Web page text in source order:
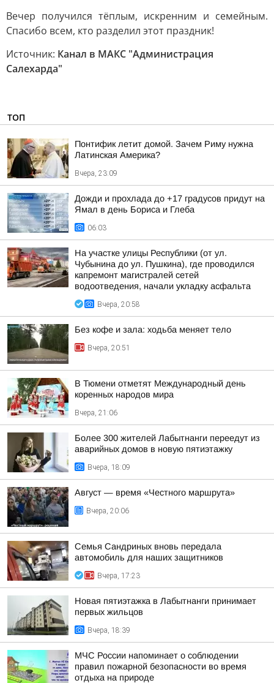
Вечер получился тёплым, искренним и семейным.
Спасибо всем, кто разделил этот праздник!
Источник: Канал в МАКС "Администрация
Салехарда"
ТОП
Понтифик летит домой. Зачем Риму нужна
Латинская Америка?
Вчера, 23:09
Дожди и прохлада до +17 градусов придут на
Ямал в день Бориса и Глеба
06:03
На участке улицы Республики (от ул.
Чубынина до ул. Пушкина), где проводился
капремонт магистралей сетей
водоотведения, начали укладку асфальта
Вчера, 20:58
Без кофе и зала: ходьба меняет тело
Вчера, 20:51
В Тюмени отметят Международный день
коренных народов мира
Вчера, 21:06
Более 300 жителей Лабытнанги переедут из
аварийных домов в новую пятиэтажку
Вчера, 18:09
Август — время «Честного маршрута»
Вчера, 20:06
Семья Сандриных вновь передала
автомобиль для наших защитников
Вчера, 17:23
Новая пятиэтажка в Лабытнанги принимает
первых жильцов
Вчера, 18:39
МЧС России напоминает о соблюдении
правил пожарной безопасности во время
отдыха на природе